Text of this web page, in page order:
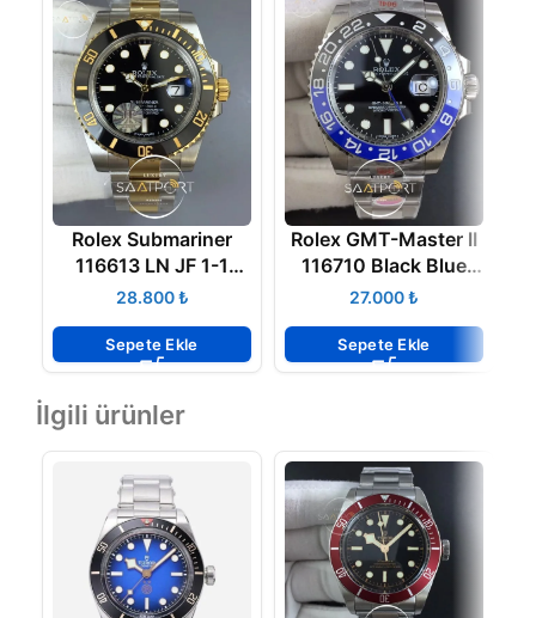
Rolex Submariner
116613 LN JF 1-1
Best Edition Blue Dial
₺
Sepete Ekle
Rolex GMT-Master II
116710 Black Blue
Ceramic 904L Steel
3187 ETA
₺
Sepete Ekle
İlgili ürünler